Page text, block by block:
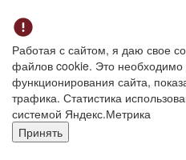
Работая с сайтом, я даю свое
файлов cookie. Это необходимо
функционирования сайта,
трафика. Статистика
системой Яндекс.Метрика
Принять